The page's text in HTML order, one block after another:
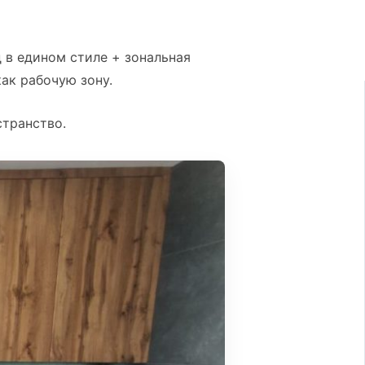
едином стиле + зональная
рабочую зону.